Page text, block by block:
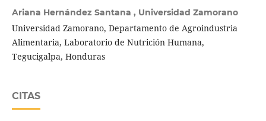
Ariana Hernández Santana , Universidad Zamorano
Universidad Zamorano, Departamento de Agroindustria
Alimentaria, Laboratorio de Nutrición Humana,
Tegucigalpa, Honduras
CITAS